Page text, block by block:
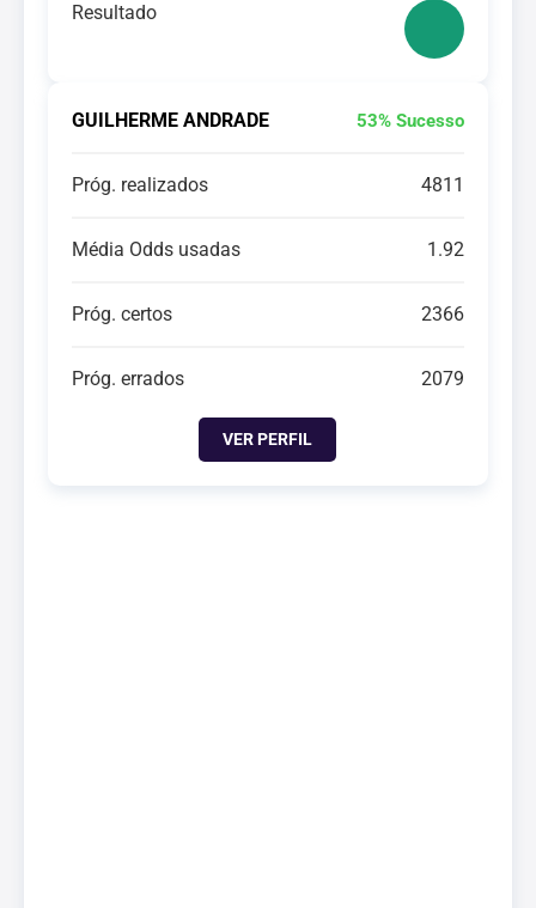
Resultado
GUILHERME ANDRADE 53% Sucesso
Próg. realizados 4811
Média Odds usadas 1.92
Próg. certos 2366
Próg. errados 2079
VER PERFIL